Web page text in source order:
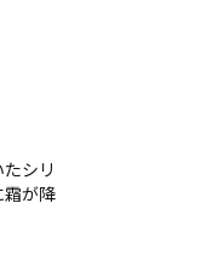
シリ
霜が降